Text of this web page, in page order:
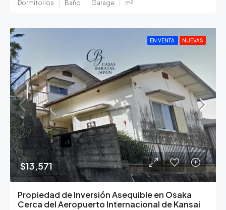
Dormitorios Baño Garage m²
EN VENTA NUEVAS
$13,571
Propiedad de Inversión Asequible en Osaka
Cerca del Aeropuerto Internacional de Kansai